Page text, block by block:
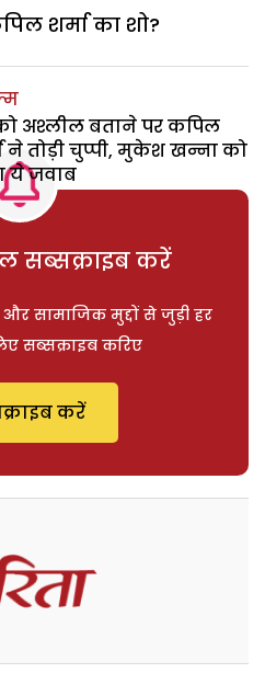
शर्मा का शो?
अश्लील बताने पर कपिल
ने तोड़ी चुप्पी, मुकेश खन्ना को
ये जवाब
सब्सक्राइब करें
सामाजिक मुद्दों से जुड़ी हर
सब्सक्राइब करिए
करें